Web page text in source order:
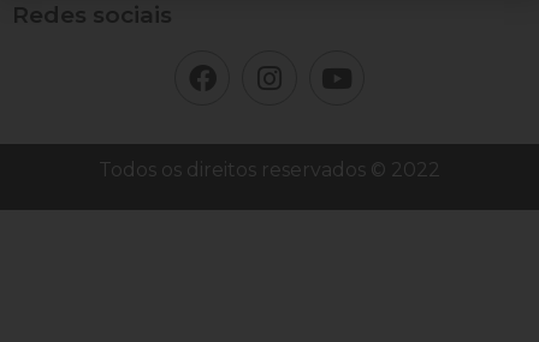
Redes sociais
Todos os direitos reservados © 2022